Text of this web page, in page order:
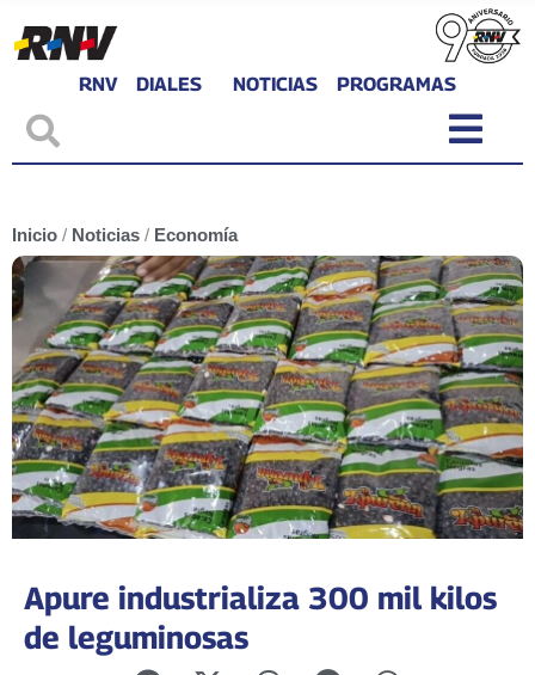
RNV DIALES NOTICIAS PROGRAMAS
Inicio / Noticias / Economía
Apure industrializa 300 mil kilos
de leguminosas